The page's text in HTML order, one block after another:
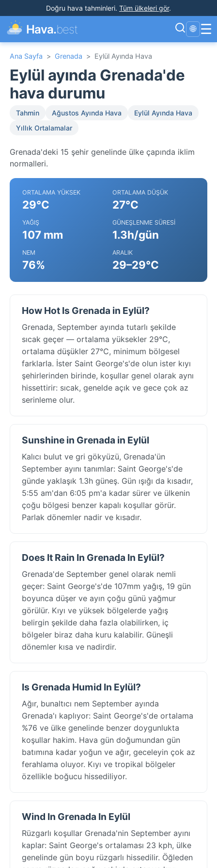
Doğru hava tahminleri. Tüm ülkeleri gör.
Hava.best 🌐 ☰
Ana Sayfa > Grenada > Eylül Ayında Hava
Eylül ayında Grenada'de
hava durumu
Tahmin Ağustos Ayında Hava
Eylül Ayında Hava
Yıllık Ortalamalar
Grenada'deki 15 şehir genelinde ülke çapında iklim
normalleri.
ORTALAMA YÜKSEK
29°C
ORTALAMA DÜŞÜK
27°C
YAĞIŞ
107 mm
GÜNEŞLENME SÜRESI
1.3h/gün
NEM
76%
ARALIK
29–29°C
How Hot Is Grenada in Eylül?
Grenada, September ayında tutarlı şekilde
sıcak geçer — ortalama yüksekler 29°C,
ortalama düşükler 27°C, minimum bölgesel
farklarla. İster Saint George's'de olun ister kıyı
şehirlerinden birinde, koşullar genel olarak aynı
hissettirir: sıcak, genelde açık ve gece çok az
serinleme olur.
Sunshine in Grenada in Eylül
Kalıcı bulut ve gri gökyüzü, Grenada'ün
September ayını tanımlar: Saint George's'de
günde yaklaşık 1.3h güneş. Gün ışığı da kısadır,
5:55 am'dan 6:05 pm'a kadar sürer ve ülkenin
çoğu bölgesi benzer kapalı koşullar görür.
Parlak dönemler nadir ve kısadır.
Does It Rain In Grenada In Eylül?
Grenada'de September genel olarak nemli
geçer: Saint George's'de 107mm yağış, 19 gün
boyunca düşer ve ayın çoğu günü yağmur
görülür. Kıyı ve yüksek bölgelerde yağış
belirgin şekilde daha fazla olabilirken, iç
bölgeler biraz daha kuru kalabilir. Güneşli
dönemler kısa ve nadirdir.
Is Grenada Humid In Eylül?
Ağır, bunaltıcı nem September ayında
Grenada'ı kaplıyor: Saint George's'de ortalama
%76 ve ülke genelinde benzer doygunlukta
koşullar hakim. Hava gün doğumundan gün
batımına kadar yoğun ve ağır, geceleyin çok az
ferahlama oluyor. Kıyı ve tropikal bölgeler
özellikle boğucu hissediliyor.
Wind In Grenada In Eylül
Rüzgarlı koşullar Grenada'nin September ayını
kaplar: Saint George's ortalaması 23 kph, ülke
genelinde gün boyu rüzgarlı hissedilir. Öğleden